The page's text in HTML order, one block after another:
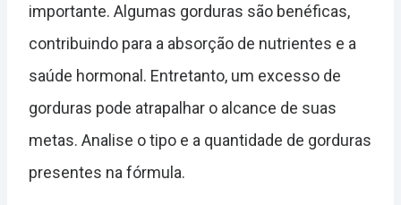
importante. Algumas gorduras são benéficas,
contribuindo para a absorção de nutrientes e a
saúde hormonal. Entretanto, um excesso de
gorduras pode atrapalhar o alcance de suas
metas. Analise o tipo e a quantidade de gorduras
presentes na fórmula.